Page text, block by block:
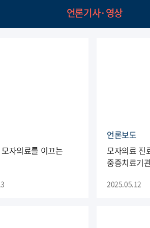
언론기사·영상
자의료를 이끄는
언론보도
모자의료 진
중증치료기
2025.05.12